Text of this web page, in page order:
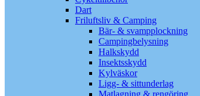
Dart
Friluftsliv & Camping
Bär- & svampplockning
Campingbelysning
Halkskydd
Insektsskydd
Kylväskor
Ligg- & sittunderlag
Matlagning & rengöring